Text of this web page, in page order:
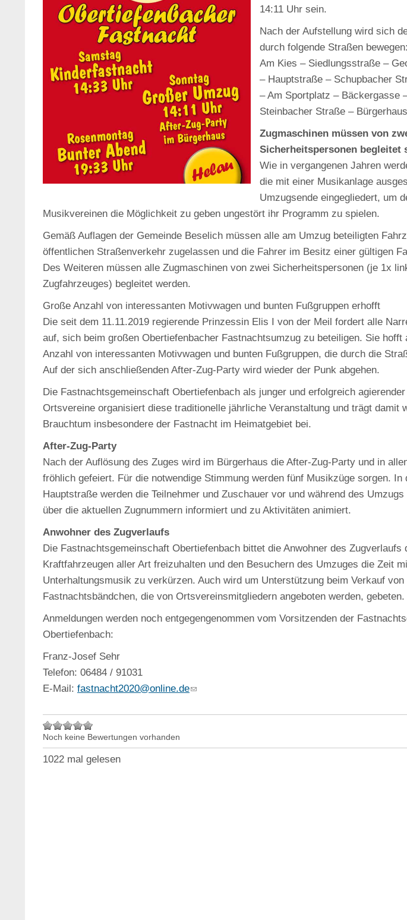
14:11 Uhr sein.
Nach der Aufstellung wird sich
durch folgende Straßen bewegen:
Am Kies – Siedlungsstraße –
– Hauptstraße – Schupbacher
– Am Sportplatz – Bäckergasse
Steinbacher Straße –
Zugmaschinen müssen von
Sicherheitspersonen begleitet
Wie in vergangenen Jahren
die mit einer Musikanlage
Umzugsende eingegliedert, um
Musikvereinen die Möglichkeit zu geben ungestört ihr Programm zu spielen.
Gemäß Auflagen der Gemeinde Beselich müssen alle am Umzug beteiligten
öffentlichen Straßenverkehr zugelassen und die Fahrer im Besitz einer gültigen
Des Weiteren müssen alle Zugmaschinen von zwei Sicherheitspersonen (je 1x
Zugfahrzeuges) begleitet werden.
Große Anzahl von interessanten Motivwagen und bunten Fußgruppen erhofft
Die seit dem 11.11.2019 regierende Prinzessin Elis I von der Meil fordert alle
auf, sich beim großen Obertiefenbacher Fastnachtsumzug zu beteiligen. Sie hofft
Anzahl von interessanten Motivwagen und bunten Fußgruppen, die durch die
Auf der sich anschließenden After-Zug-Party wird wieder der Punk abgehen.
Die Fastnachtsgemeinschaft Obertiefenbach als junger und erfolgreich
Ortsvereine organisiert diese traditionelle jährliche Veranstaltung und trägt damit
Brauchtum insbesondere der Fastnacht im Heimatgebiet bei.
After-Zug-Party
Nach der Auflösung des Zuges wird im Bürgerhaus die After-Zug-Party und in
fröhlich gefeiert. Für die notwendige Stimmung werden fünf Musikzüge sorgen. In
Hauptstraße werden die Teilnehmer und Zuschauer vor und während des
über die aktuellen Zugnummern informiert und zu Aktivitäten animiert.
Anwohner des Zugverlaufs
Die Fastnachtsgemeinschaft Obertiefenbach bittet die Anwohner des Zugverlaufs
Kraftfahrzeugen aller Art freizuhalten und den Besuchern des Umzuges die Zeit
Unterhaltungsmusik zu verkürzen. Auch wird um Unterstützung beim Verkauf von
Fastnachtsbändchen, die von Ortsvereinsmitgliedern angeboten werden, gebeten.
Anmeldungen werden noch entgegengenommen vom Vorsitzenden der
Obertiefenbach:
Franz-Josef Sehr
Telefon: 06484 / 91031
E-Mail: fastnacht2020@online.de
Noch keine Bewertungen vorhanden
1022 mal gelesen